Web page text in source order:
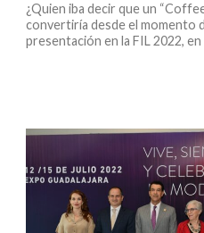
¿Quien iba decir que un
convertiría desde el momento
presentación en la FIL 2022, en